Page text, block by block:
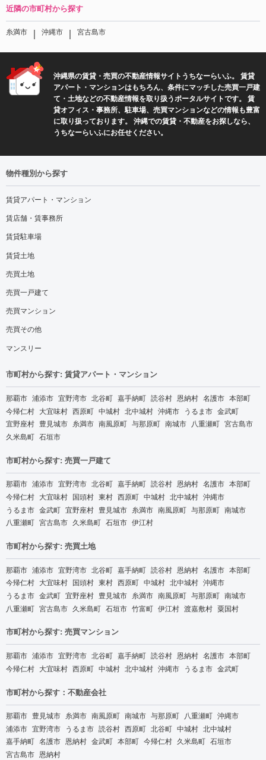
近隣の市町村から探す
糸満市 ｜ 沖縄市 ｜ 宮古島市
沖縄県の賃貸・売買の不動産情報サイトうちなーらいふ。 賃貸
アパート・マンションはもちろん、条件にマッチした売買一戸建
て・土地などの不動産情報を取り扱うポータルサイトです。 賃
貸オフィス・事務所、駐車場、売買マンションなどの情報も豊富
に取り扱っております。 沖縄での賃貸・不動産をお探しなら、
うちなーらいふにお任せください。
物件種別から探す
賃貸アパート・マンション
賃店舗・賃事務所
賃貸駐車場
賃貸土地
売買土地
売買一戸建て
売買マンション
売買その他
マンスリー
市町村から探す: 賃貸アパート・マンション
那覇市 浦添市 宜野湾市 北谷町 嘉手納町 読谷村 恩納村 名護市 本部町
今帰仁村 大宜味村 西原町 中城村 北中城村 沖縄市 うるま市 金武町
宜野座村 豊見城市 糸満市 南風原町 与那原町 南城市 八重瀬町 宮古島市
久米島町 石垣市
市町村から探す: 売買一戸建て
那覇市 浦添市 宜野湾市 北谷町 嘉手納町 読谷村 恩納村 名護市 本部町
今帰仁村 大宜味村 国頭村 東村 西原町 中城村 北中城村 沖縄市
うるま市 金武町 宜野座村 豊見城市 糸満市 南風原町 与那原町 南城市
八重瀬町 宮古島市 久米島町 石垣市 伊江村
市町村から探す: 売買土地
那覇市 浦添市 宜野湾市 北谷町 嘉手納町 読谷村 恩納村 名護市 本部町
今帰仁村 大宜味村 国頭村 東村 西原町 中城村 北中城村 沖縄市
うるま市 金武町 宜野座村 豊見城市 糸満市 南風原町 与那原町 南城市
八重瀬町 宮古島市 久米島町 石垣市 竹富町 伊江村 渡嘉敷村 粟国村
市町村から探す: 売買マンション
那覇市 浦添市 宜野湾市 北谷町 嘉手納町 読谷村 恩納村 名護市 本部町
今帰仁村 大宜味村 西原町 中城村 北中城村 沖縄市 うるま市 金武町
市町村から探す：不動産会社
那覇市 豊見城市 糸満市 南風原町 南城市 与那原町 八重瀬町 沖縄市
浦添市 宜野湾市 うるま市 読谷村 西原町 北谷町 中城村 北中城村
嘉手納町 名護市 恩納村 金武町 本部町 今帰仁村 久米島町 石垣市
宮古島市 恩納村